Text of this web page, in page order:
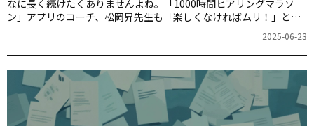
なに長く続けたくありませんよね。「1000時間ヒアリングマラソ
ン」アプリのコーチ、松岡昇先生も「楽しくなければムリ！」と断
2025-06-23